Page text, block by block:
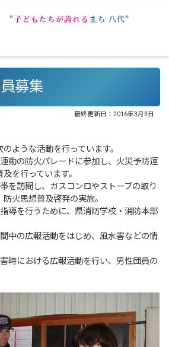
募集
最終更新日： 2016年3月3日
ような活動を行っています。
動の防火パレードに参加し、火災予防運
を行っています。
を訪問し、ガスコンロやストーブの取り
火思想普及啓発の実施。
導を行うために、県消防学校・消防本部
中の広報活動をはじめ、風水害などの情
時における広報活動を行い、男性団員の